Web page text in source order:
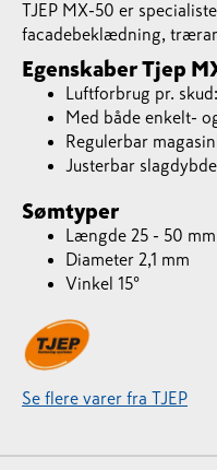
TJEP MX-50 er
facadebeklædning,
Egenskaber Tjep
Luftforbrug pr.
Med både enkelt-
Regulerbar
Justerbar slagdybde
Sømtyper
Længde 25 - 50 mm
Diameter 2,1 mm
Vinkel 15°
Se flere varer fra TJEP